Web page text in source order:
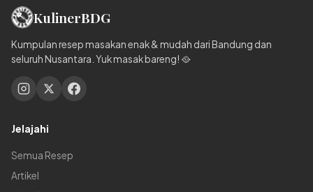
KulinerBDG
Kumpulan resep masakan enak & mudah dari Bandung dan
seluruh Nusantara. Yuk masak bareng! 🥘
Jelajahi
Semua Resep
Artikel